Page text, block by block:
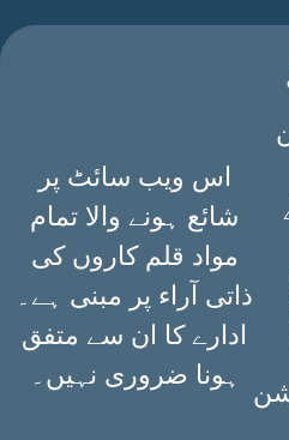
اس ویب سائٹ پر
شائع ہونے والا تمام
مواد قلم کاروں کی
ذاتی آراء پر مبنی ہے۔
ادارے کا ان سے متفق
ہونا ضروری نہیں۔